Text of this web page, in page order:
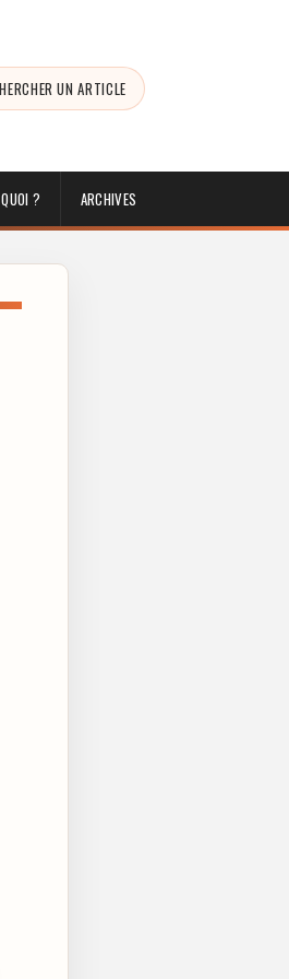
UN ARTICLE
? ARCHIVES